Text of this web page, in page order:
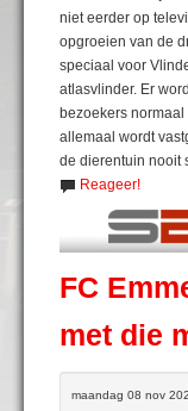
niet eerder op
opgroeien van de
speciaal voor
atlasvlinder. Er
bezoekers
allemaal wordt
de dierentuin nooit
Reageer!
FC
met die
maandag 08 nov